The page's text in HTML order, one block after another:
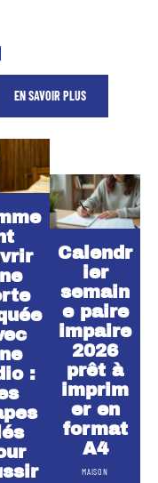
EN SAVOIR PLUS
:
Calendr
ier
semain
e paire
impaire
2026
prêt à
imprim
er en
format
A4
MAISON